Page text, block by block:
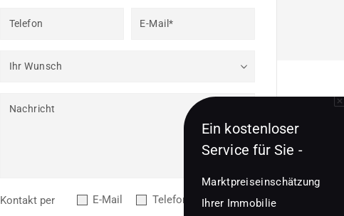
Telefon E-Mail*
Ihr Wunsch
Nachricht
Kontakt per E-Mail Telefon
Ein kostenloser
Service für Sie -
Marktpreiseinschätzung
Ihrer Immobilie